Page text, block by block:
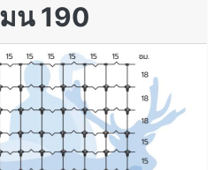
น 190